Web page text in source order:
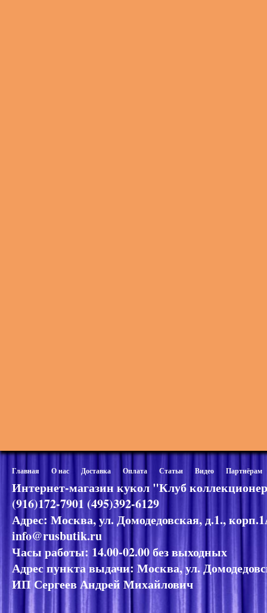
Главная О нас Доставка Оплата Статьи Видео Партнёрам
Интернет-магазин кукол "Клуб
(916)172-7901 (495)392-6129
Адрес: Москва, ул. Домодедовская, д.1.,
info@rusbutik.ru
Часы работы: 14.00-02.00 без выходных
Адрес пункта выдачи: Москва, ул.
ИП Сергеев Андрей Михайлович